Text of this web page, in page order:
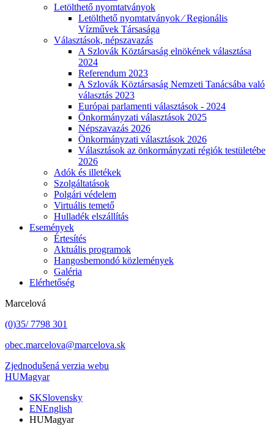
Letölthető nyomtatványok
Letölthető nyomtatványok ⁄ Regionális
Vízművek Társasága
Választások, népszavazás
A Szlovák Köztársaság elnökének választása
2024
Referendum 2023
A Szlovák Köztársaság Nemzeti Tanácsába való
választás 2023
Európai parlamenti választások - 2024
Önkormányzati választások 2025
Népszavazás 2026
Önkormányzati választások 2026
Választások az önkormányzati régiók testületébe
2026
Adók és illetékek
Szolgáltatások
Polgári védelem
Virtuális temető
Hulladék elszállítás
Események
Értesítés
Aktuális programok
Hangosbemondó közlemények
Galéria
Elérhetőség
Marcelová
(0)35/ 7798 301
obec.marcelova@marcelova.sk
Zjednodušená verzia webu
HUMagyar
SKSlovensky
ENEnglish
HUMagyar